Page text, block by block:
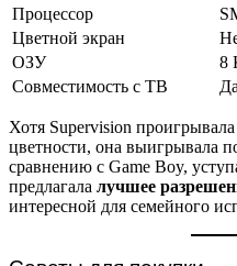
Процессор
Цветной экран
ОЗУ
8
Совместимость с ТВ
Хотя Supervision
цветности, она выигрывала
сравнению с Game Boy,
предлагала лучшее
интересной для семейного